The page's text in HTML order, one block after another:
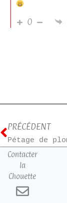
0
PRÉCÉDENT
Contacter
la
Chouette